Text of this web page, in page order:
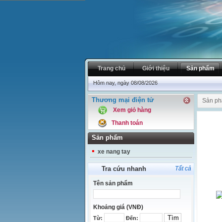
Trang chủ Giới thiệu Sản phẩm
Hôm nay, ngày 08/08/2026
Thương mại điện tử
Xem giỏ hàng
Thanh toán
Sản phẩm
xe nang tay
Tra cứu nhanh Tất cả
Tên sản phẩm
Khoảng giá (VNĐ)
Từ: Đến:
Sản